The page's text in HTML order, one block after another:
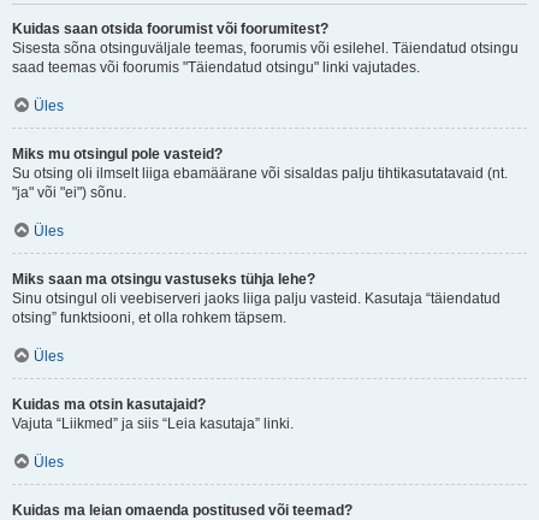
Kuidas saan otsida foorumist või foorumitest?
Sisesta sõna otsinguväljale teemas, foorumis või esilehel. Täiendatud otsingu
saad teemas või foorumis "Täiendatud otsingu" linki vajutades.
Üles
Miks mu otsingul pole vasteid?
Su otsing oli ilmselt liiga ebamäärane või sisaldas palju tihtikasutatavaid (nt.
"ja" või "ei") sõnu.
Üles
Miks saan ma otsingu vastuseks tühja lehe?
Sinu otsingul oli veebiserveri jaoks liiga palju vasteid. Kasutaja “täiendatud
otsing” funktsiooni, et olla rohkem täpsem.
Üles
Kuidas ma otsin kasutajaid?
Vajuta “Liikmed” ja siis “Leia kasutaja” linki.
Üles
Kuidas ma leian omaenda postitused või teemad?